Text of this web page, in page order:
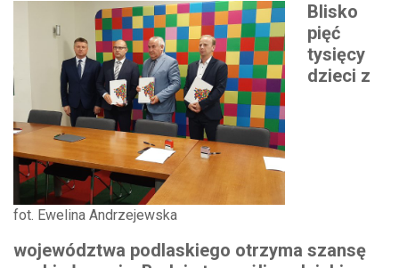
fot. Ewelina Andrzejewska
Blisko
pięć
tysięcy
dzieci z
województwa podlaskiego otrzyma szansę